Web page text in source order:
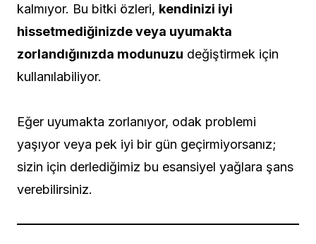
kalmıyor. Bu bitki özleri, kendinizi iyi
hissetmediğinizde veya uyumakta
zorlandığınızda modunuzu değiştirmek için
kullanılabiliyor.
Eğer uyumakta zorlanıyor, odak problemi
yaşıyor veya pek iyi bir gün geçirmiyorsanız;
sizin için derlediğimiz bu esansiyel yağlara şans
verebilirsiniz.